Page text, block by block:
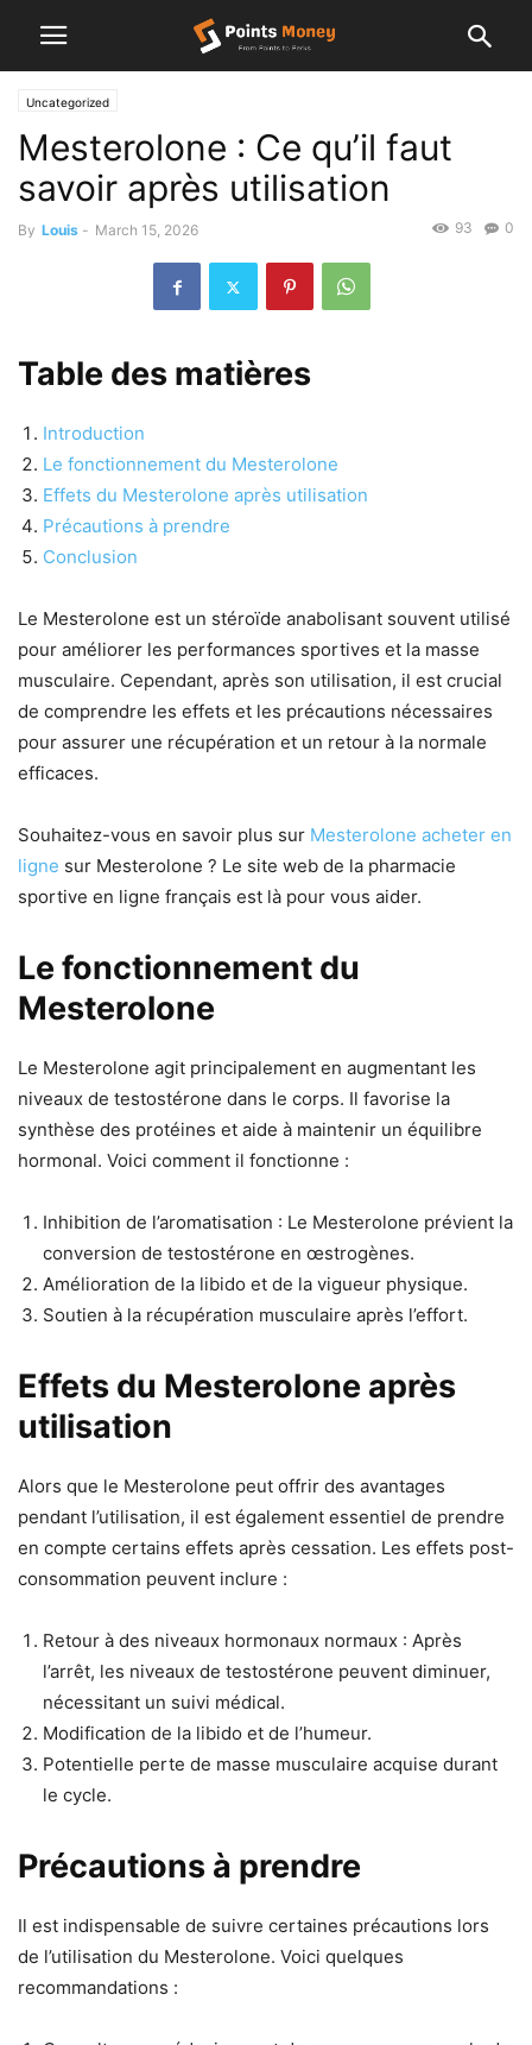
Uncategorized
Mesterolone : Ce qu’il faut
savoir après utilisation
By Louis - March 15, 2026 0
93
Table des matières
Introduction
Le fonctionnement du Mesterolone
Effets du Mesterolone après utilisation
Précautions à prendre
Conclusion
Le Mesterolone est un stéroïde anabolisant souvent utilisé
pour améliorer les performances sportives et la masse
musculaire. Cependant, après son utilisation, il est crucial
de comprendre les effets et les précautions nécessaires
pour assurer une récupération et un retour à la normale
efficaces.
Souhaitez-vous en savoir plus sur Mesterolone acheter en
ligne sur Mesterolone ? Le site web de la pharmacie
sportive en ligne français est là pour vous aider.
Le fonctionnement du
Mesterolone
Le Mesterolone agit principalement en augmentant les
niveaux de testostérone dans le corps. Il favorise la
synthèse des protéines et aide à maintenir un équilibre
hormonal. Voici comment il fonctionne :
Inhibition de l’aromatisation : Le Mesterolone prévient la
conversion de testostérone en œstrogènes.
Amélioration de la libido et de la vigueur physique.
Soutien à la récupération musculaire après l’effort.
Effets du Mesterolone après
utilisation
Alors que le Mesterolone peut offrir des avantages
pendant l’utilisation, il est également essentiel de prendre
en compte certains effets après cessation. Les effets post-
consommation peuvent inclure :
Retour à des niveaux hormonaux normaux : Après
l’arrêt, les niveaux de testostérone peuvent diminuer,
nécessitant un suivi médical.
Modification de la libido et de l’humeur.
Potentielle perte de masse musculaire acquise durant
le cycle.
Précautions à prendre
Il est indispensable de suivre certaines précautions lors
de l’utilisation du Mesterolone. Voici quelques
recommandations :